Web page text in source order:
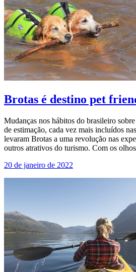
Brotas é destino pet
Mudanças nos hábitos do brasileiro
de estimação, cada vez mais incluídos
levaram Brotas a uma revolução nas
outros atrativos do turismo. Com os
20 de janeiro de 2022